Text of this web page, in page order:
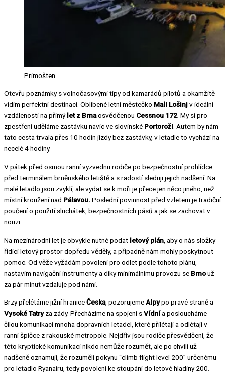
Primošten
Otevřu poznámky s volnočasovými tipy od kamarádů pilotů a okamžitě
vidím perfektní destinaci. Oblíbené letní městečko Mali Lošinjv ideální
vzdálenosti na přímýlet z Brnaosvědčenou Cessnou 172. My si pro
zpestření uděláme zastávku navíc ve slovinské Portoroži. Autem by nám
tato cesta trvala přes 10 hodin jízdy bez zastávky, v letadle to vychází na
necelé 4 hodiny.
V pátek před osmou ranní vyzvednu rodiče po bezpečnostní prohlídce
před terminálem brněnského letiště a s radostí sleduji jejich nadšení. Na
malé letadlo jsou zvyklí, ale vydat se k moři je přece jen něco jiného, než
místní kroužení nad Pálavou. Poslední povinnost před vzletem je tradiční
poučení o použití sluchátek, bezpečnostních pásů a jak se zachovat v
nouzi.
Na mezinárodní let je obvykle nutné podat letový plán , aby o nás složky
řídící letový prostor dopředu věděly, a případně nám mohly poskytnout
pomoc. Od věže vyžádám povolení pro odlet podle tohoto plánu,
nastavím navigační instrumenty a díky minimálnímu provozu se Brnouž
za pár minut vzdaluje pod námi.
Brzy přelétáme jižní hraniceČeska, pozorujemeAlpypo pravé straně a
Vysoké Tatryza zády. Přecházíme na spojení sVídnía posloucháme
čilou komunikaci mnoha dopravních letadel, které přilétají a odlétají v
ranní špičce z rakouské metropole. Nejdřív jsou rodiče přesvědčení, že
této kryptické komunikaci nikdo nemůže rozumět, ale po chvíli už
nadšeně oznamují, že rozuměli pokynu “climb flight level 200” určenému
pro letadlo Ryanairu, tedy povolení ke stoupání do letové hladiny 200.